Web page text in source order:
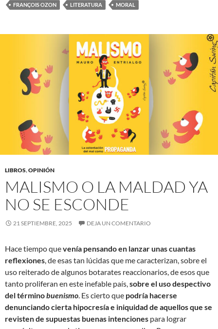
FRANÇOIS OZON
LITERATURA MORAL
LIBROS,OPINIÓN
MALISMO O LA MALDAD YA
NO SE ESCONDE
21 SEPTIEMBRE, 2025 DEJA UN COMENTARIO
Hace tiempo quevenía pensando en lanzar unas cuantas
reflexiones, de esas tan lúcidas que me caracterizan, sobre el
uso reiterado de algunos botarates reaccionarios, de esos que
tanto proliferan en este inefable país,sobre el uso despectivo
del términobuenismo. Es cierto que podría hacerse
denunciando cierta hipocresía e iniquidad de aquellos que se
revisten de supuestas buenas intenciones para lograr